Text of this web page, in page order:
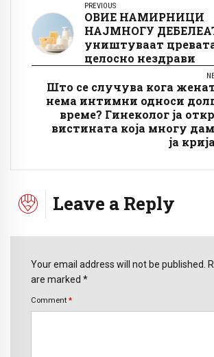
PREVIOUS
ОВИЕ НАМИРНИЦИ
НАЈМНОГУ
уништуваат
целосно нездрави
Што се случува кога
нема интимни односи
време? Гинеколог ја
вистината која многу
ја
Leave a Reply
Your email address will not be published.
are marked *
Comment *